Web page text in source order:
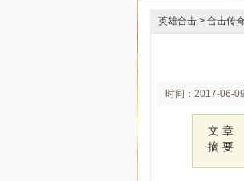
英雄合击 > 合击传
时间：2017-06-09
文 章
摘 要